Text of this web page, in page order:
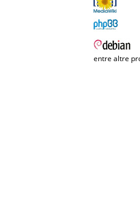
entre altre